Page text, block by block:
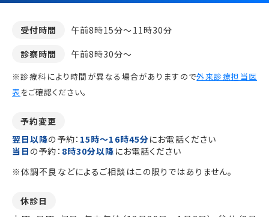
受付時間
午前8時15分～11時30分
診察時間
午前8時30分～
※診療科により時間が異なる場合がありますので外来診療担当医
表をご確認ください。
予約変更
翌日以降の予約： 15時～16時45分にお電話ください
当日 の予約： 8時30分以降 にお電話ください
※体調不良などによるご相談はこの限りではありません。
休診日